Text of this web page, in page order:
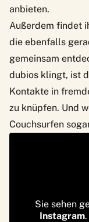
anbieten.
Außerdem findet
die ebenfalls
gemeinsam
dubios klingt, ist
Kontakte in
zu knüpfen. Und
Couchsurfen
Sie sehen
Instagram